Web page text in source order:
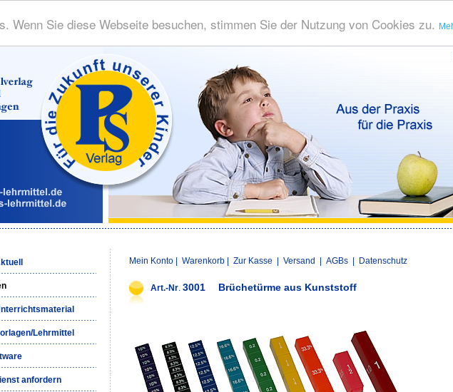
Wenn Sie diese Webseite besuchen, stimmen Sie der Nutzung von Cookies zu.
Lehrmittel
anfordern
Mein Konto Warenkorb Zur Kasse Versand AGBs Datenschutz
Art.-Nr. 3001 Brüchetürme aus Kunststoff